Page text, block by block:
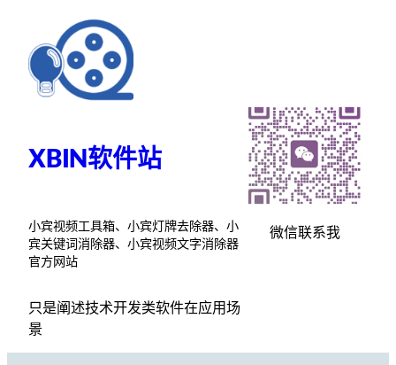
XBIN软件站
小宾视频工具箱、小宾灯牌去除器、小
宾关键词消除器、小宾视频文字消除器
官方网站
只是阐述技术开发类软件在应用场
景
微信联系我